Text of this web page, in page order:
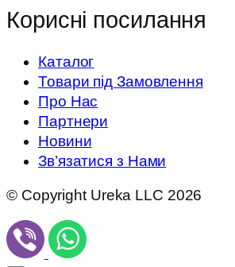
Корисні посилання
Каталог
Товари під Замовлення
Про Нас
Партнери
Новини
Зв’язатися з Нами
© Copyright Ureka LLC 2026